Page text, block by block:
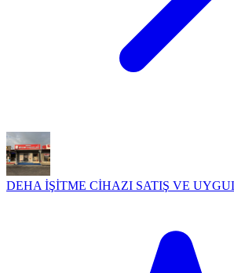
DEHA İŞİTME CİHAZI SATIŞ VE